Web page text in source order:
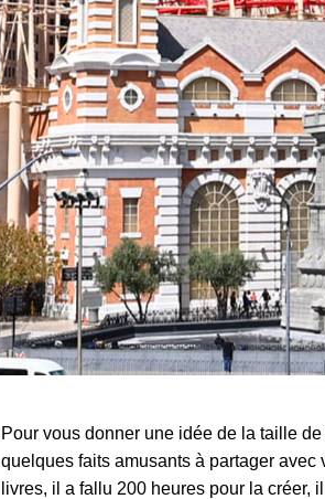
Pour vous donner une idée de la taille
quelques faits amusants à partager
livres, il a fallu 200 heures pour la créer,